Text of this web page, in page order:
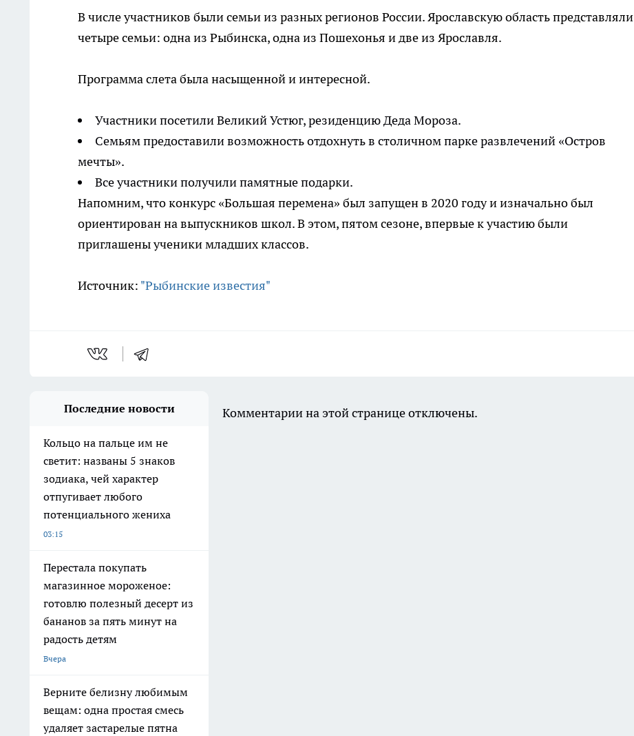
В числе участников были семьи из разных регионов России. Ярославскую область представляли
четыре семьи: одна из Рыбинска, одна из Пошехонья и две из Ярославля.
Программа слета была насыщенной и интересной.
Участники посетили Великий Устюг, резиденцию Деда Мороза.
Семьям предоставили возможность отдохнуть в столичном парке развлечений «Остров
мечты».
Все участники получили памятные подарки.
Напомним, что конкурс «Большая перемена» был запущен в 2020 году и изначально был
ориентирован на выпускников школ. В этом, пятом сезоне, впервые к участию были
приглашены ученики младших классов.
Источник: "Рыбинские известия"
Последние новости
Кольцо на пальце им не
светит: названы 5 знаков
зодиака, чей характер
отпугивает любого
потенциального жениха
03:15
Перестала покупать
магазинное мороженое:
готовлю полезный десерт из
бананов за пять минут на
радость детям
Вчера
Верните белизну любимым
вещам: одна простая смесь
удаляет застарелые пятна
Комментарии на этой странице отключены.